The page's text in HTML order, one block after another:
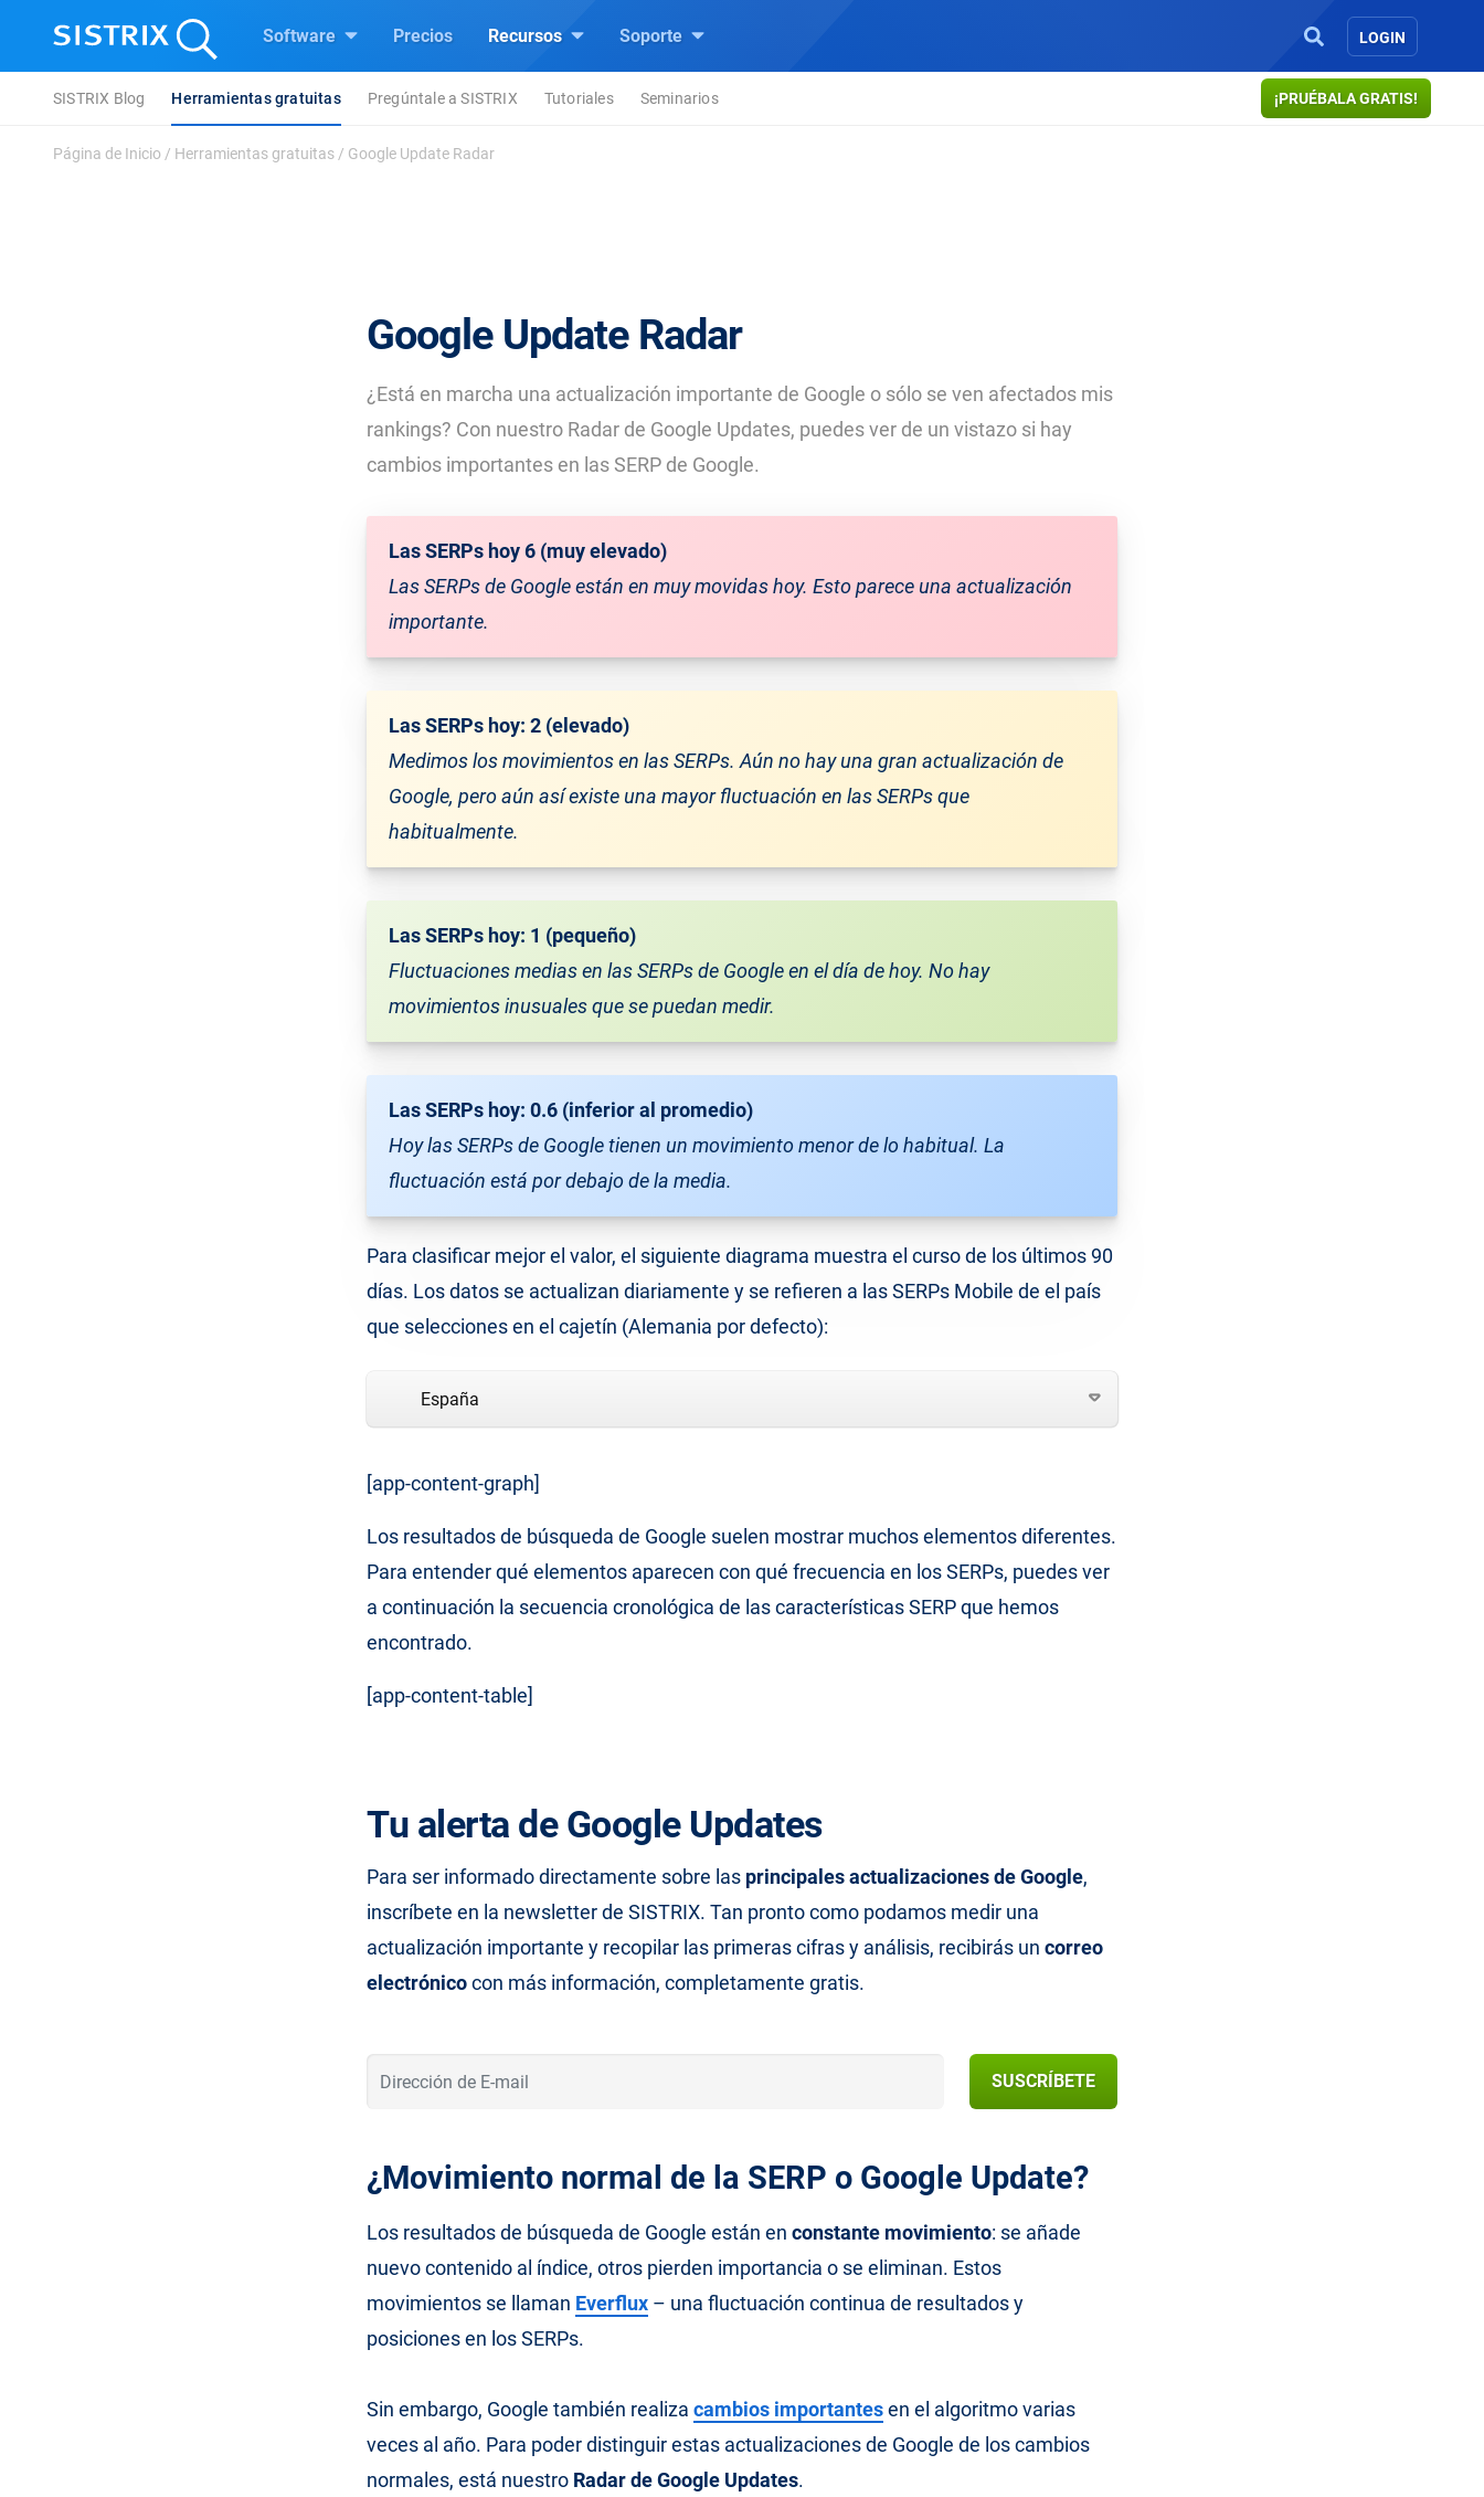
Software Precios Recursos Soporte LOGIN
¡PRUÉBALA GRATIS!
SISTRIX Blog Herramientas gratuitas Pregúntale a SISTRIX Tutoriales Seminarios
Página de Inicio / Herramientas gratuitas / Google Update Radar
Google Update Radar
¿Está en marcha una actualización importante de Google o sólo se ven afectados mis
rankings? Con nuestro Radar de Google Updates, puedes ver de un vistazo si hay
cambios importantes en las SERP de Google.
Las SERPs hoy6 (muy elevado)
Las SERPs de Google están en muy movidas hoy. Esto parece una actualización
importante.
Las SERPs hoy: 2 (elevado)
Medimos los movimientos en las SERPs. Aún no hay una gran actualización de
Google, pero aún así existe una mayor fluctuación en las SERPs que
habitualmente.
Las SERPs hoy: 1 (pequeño)
Fluctuaciones medias en las SERPs de Google en el día de hoy. No hay
movimientos inusuales que se puedan medir.
Las SERPs hoy: 0.6 (inferior al promedio)
Hoy las SERPs de Google tienen un movimiento menor de lo habitual. La
fluctuación está por debajo de la media.
Para clasificar mejor el valor, el siguiente diagrama muestra el curso de los últimos 90
días. Los datos se actualizan diariamente y se refieren a las SERPs Mobile de el país
que selecciones en el cajetín (Alemania por defecto):
España 
[app-content-graph]
Los resultados de búsqueda de Google suelen mostrar muchos elementos diferentes.
Para entender qué elementos aparecen con qué frecuencia en los SERPs, puedes ver
a continuación la secuencia cronológica de las características SERP que hemos
encontrado.
[app-content-table]
Tu alerta de Google Updates
Para ser informado directamente sobre las principales actualizaciones de Google,
inscríbete en la newsletter de SISTRIX. Tan pronto como podamos medir una
actualización importante y recopilar las primeras cifras y análisis, recibirás un correo
electrónicocon más información, completamente gratis.
SUSCRÍBETE
¿Movimiento normal de la SERP o Google Update?
Los resultados de búsqueda de Google están en constante movimiento: se añade
nuevo contenido al índice, otros pierden importancia o se eliminan. Estos
movimientos se llaman Everflux – una fluctuación continua de resultados y
posiciones en los SERPs.
Sin embargo, Google también realiza cambios importantesen el algoritmo varias
veces al año. Para poder distinguir estas actualizaciones de Google de los cambios
normales, está nuestro Radar de Google Updates.